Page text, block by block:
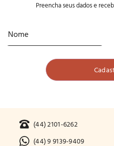
Preencha seus dados e
(44) 2101-6262
(44) 9 9139-9409